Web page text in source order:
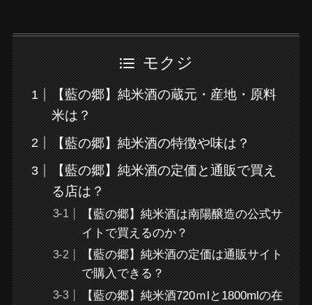
モクジ
【藍の郷】純米酒の蔵元・産地・原料
米は？
【藍の郷】純米酒の特徴や味は？
【藍の郷】純米酒の定価と通販で買え
る店は？
【藍の郷】純米酒は南陽醸造の公式サ
イトで買えるのか？
【藍の郷】純米酒の定価は通販サイト
で購入できる？
【藍の郷】純米酒720ｍlと1800mlの在